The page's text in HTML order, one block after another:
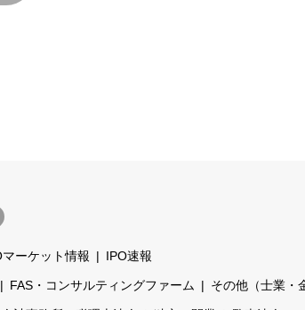
マーケット情報 IPO速報
FAS・コンサルティングファーム その他（士業・